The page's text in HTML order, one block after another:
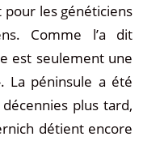
pour les généticiens
Comme l’a dit
est seulement une
La péninsule a été
plus tard,
détient encore